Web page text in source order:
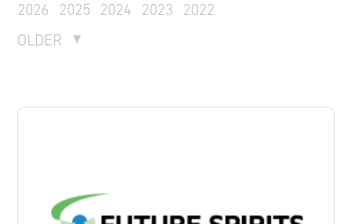
2026 2025 2024 2023
2022
OLDER